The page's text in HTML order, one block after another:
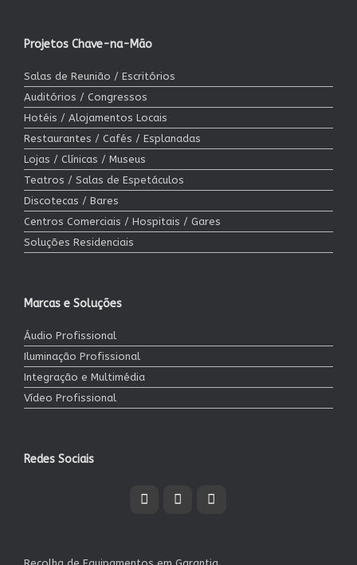
Projetos Chave-na-Mão
Salas de Reunião / Escritórios
Auditórios / Congressos
Hotéis / Alojamentos Locais
Restaurantes / Cafés / Esplanadas
Lojas / Clínicas / Museus
Teatros / Salas de Espetáculos
Discotecas / Bares
Centros Comerciais / Hospitais / Gares
Soluções Residenciais
Marcas e Soluções
Áudio Profissional
Iluminação Profissional
Integração e Multimédia
Vídeo Profissional
Redes Sociais